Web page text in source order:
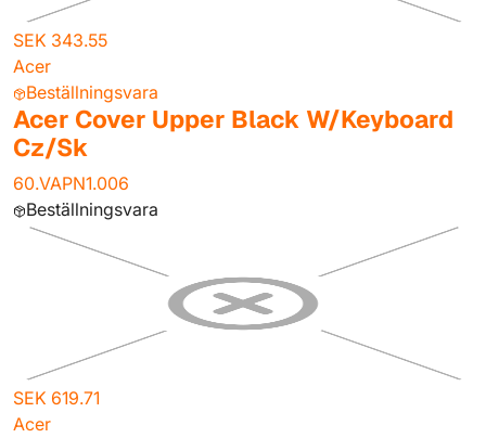
SEK 343.55
Acer
Beställningsvara
Acer Cover Upper Black W/Keyboard
Cz/Sk
60.VAPN1.006
Beställningsvara
SEK 619.71
Acer